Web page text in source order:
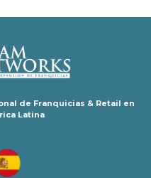
de Franquicias & Retail en
Latina